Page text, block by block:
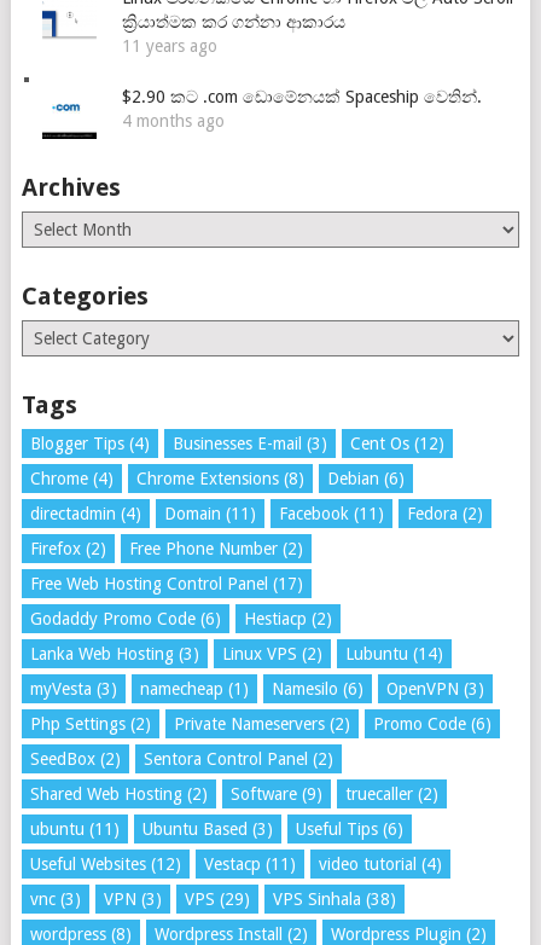
ක්‍රියාත්මක කර ගන්නා ආකාරය
11 years ago
$2.90 කට .com ඩොමේනයක් Spaceship වෙතින්.
4 months ago
Archives
Archives
Categories
Categories
Tags
Blogger Tips(4) Businesses E-mail (3) Cent Os(12)
Chrome(4) Chrome Extensions(8) Debian (6)
directadmin (4) Domain (11) Facebook(11) Fedora (2)
Firefox(2) Free Phone Number(2)
Free Web Hosting Control Panel (17)
Godaddy Promo Code(6) Hestiacp (2)
Lanka Web Hosting(3) Linux VPS (2) Lubuntu (14)
myVesta (3) namecheap (1) Namesilo (6) OpenVPN (3)
Php Settings(2) Private Nameservers(2) Promo Code(6)
SeedBox(2) Sentora Control Panel (2)
Shared Web Hosting(2) Software(9) truecaller(2)
ubuntu (11) Ubuntu Based (3) Useful Tips(6)
Useful Websites(12) Vestacp (11) video tutorial (4)
vnc(3) VPN (3) VPS (29) VPS Sinhala (38)
wordpress(8) Wordpress Install (2) Wordpress Plugin (2)